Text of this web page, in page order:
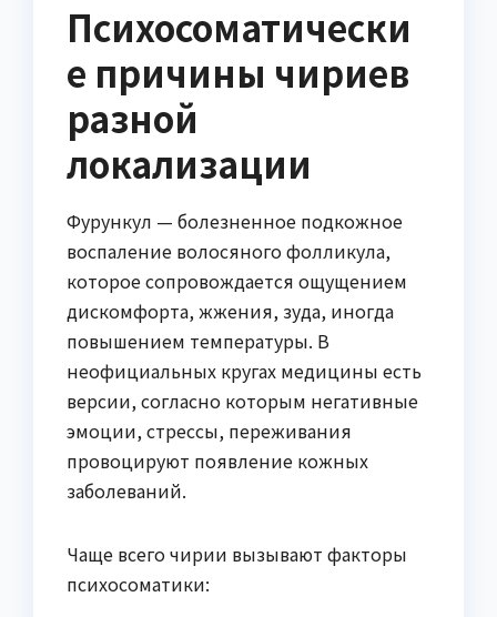
Психосоматически
е причины чириев
разной
локализации
Фурункул — болезненное подкожное
воспаление волосяного фолликула,
которое сопровождается ощущением
дискомфорта, жжения, зуда, иногда
повышением температуры. В
неофициальных кругах медицины есть
версии, согласно которым негативные
эмоции, стрессы, переживания
провоцируют появление кожных
заболеваний.
Чаще всего чирии вызывают факторы
психосоматики: